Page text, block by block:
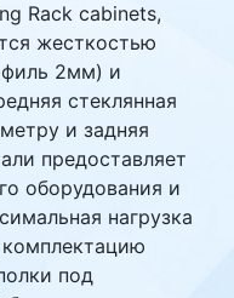
Rack cabinets,
жесткостью
2мм) и
стеклянная
и задняя
предоставляет
оборудования и
нагрузка
под